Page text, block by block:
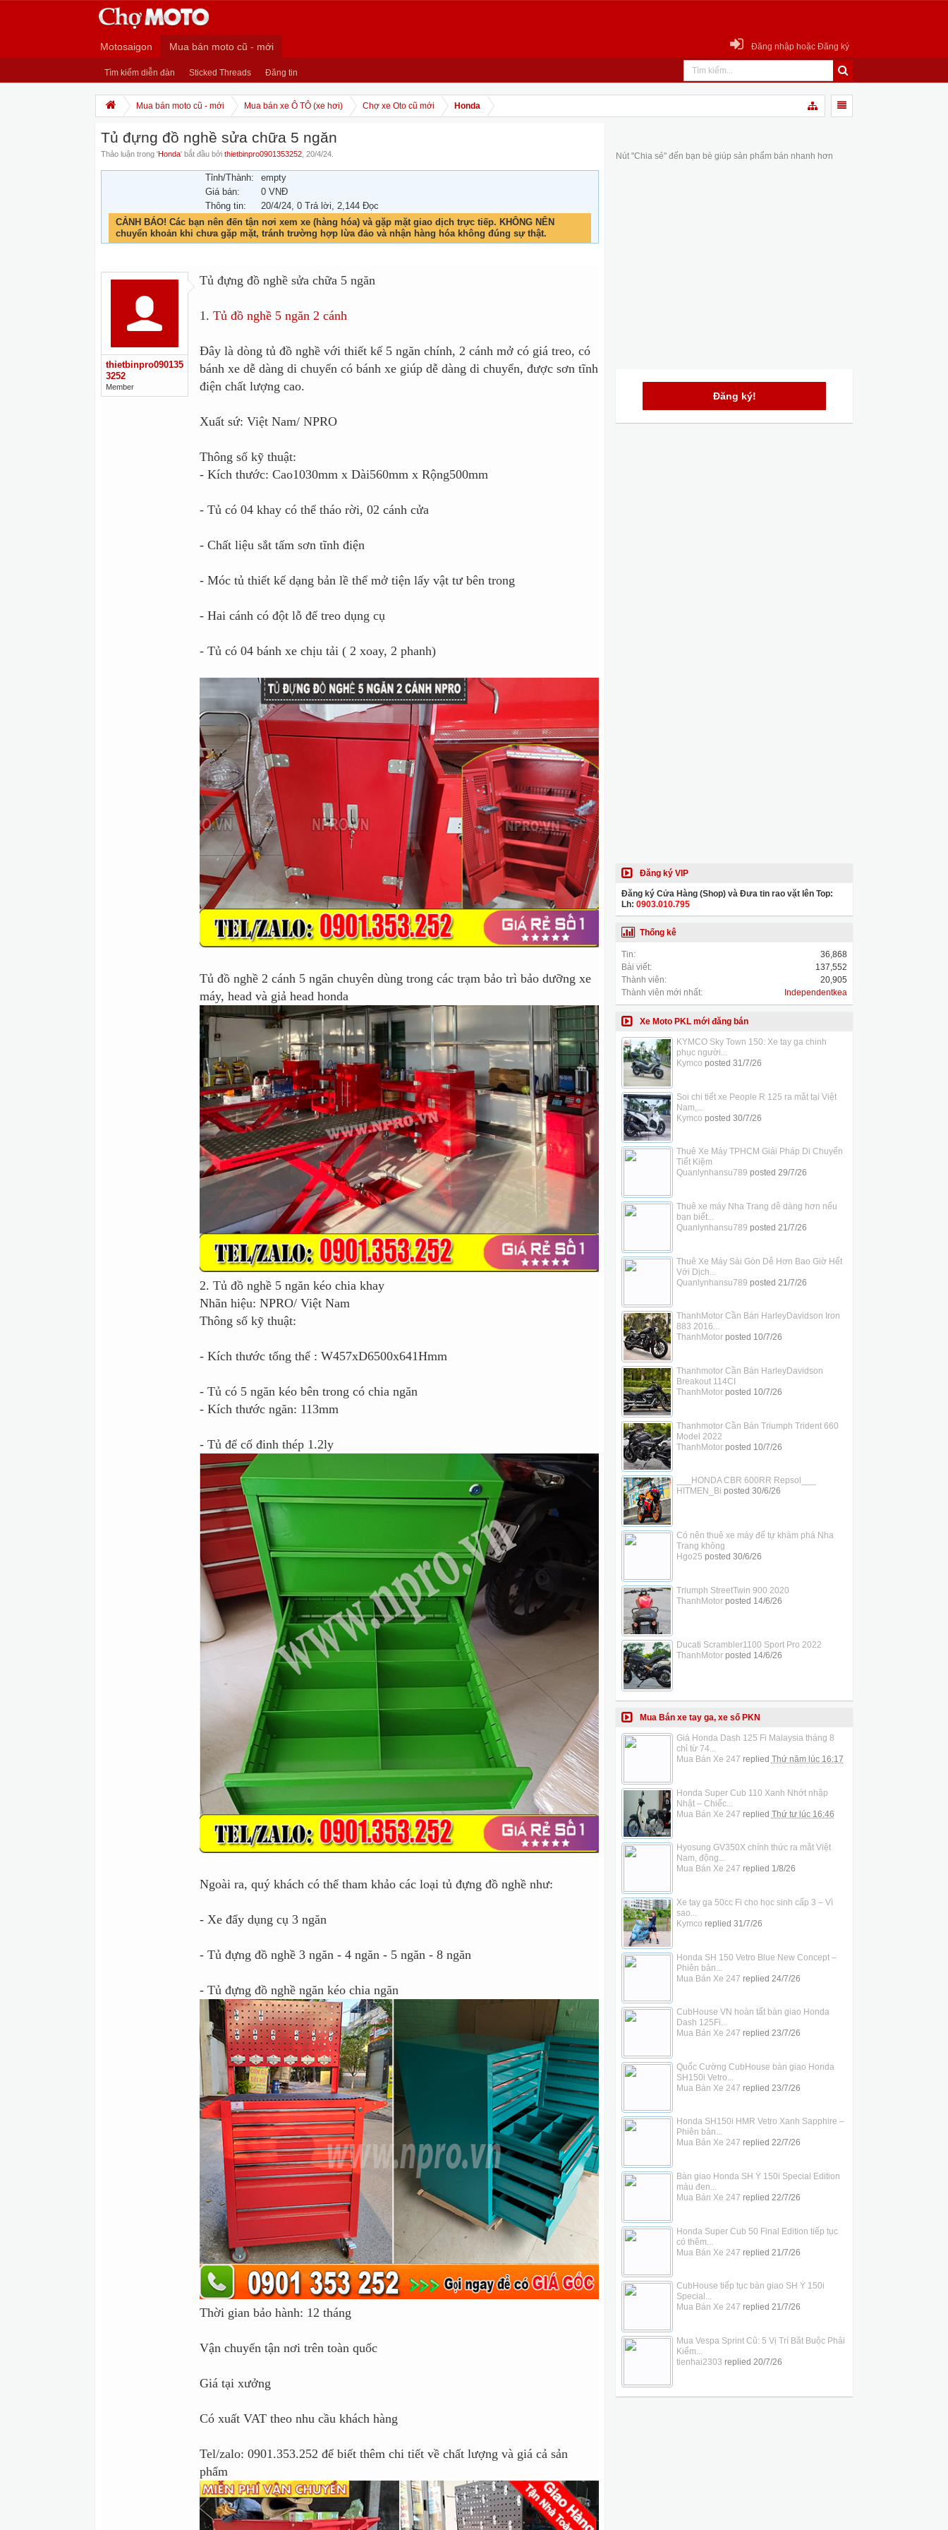
Motosaigon Mua bán moto cũ - mới
Tìm kiếm diễn đàn Sticked Threads Đăng tin
Đăng nhập hoặc Đăng ký
Mua bán moto cũ - mới Mua bán xe Ô TÔ (xe hơi) Chợ xe Oto cũ mới Honda
Tủ đựng đồ nghề sửa chữa 5 ngăn
Thảo luận trong 'Honda' bắt đầu bởi thietbinpro0901353252 20/4/24
Tỉnh/Thành:
empty
Giá bán:
0 VNĐ
Thông tin:
20/4/24, 0 Trả lời, 2,144 Đọc
CẢNH BÁO! Các bạn nên đến tận nơi xem xe (hàng hóa) và gặp mặt giao dịch trực tiếp. KHÔNG NÊN
chuyển khoản khi chưa gặp mặt, tránh trường hợp lừa đảo và nhận hàng hóa không đúng sự thật.
thietbinpro090135
3252
Member
Tủ đựng đồ nghề sửa chữa 5 ngăn
1. Tủ đồ nghề 5 ngăn 2 cánh
Đây là dòng tủ đồ nghề với thiết kế 5 ngăn chính, 2 cánh mở có giá treo, có
bánh xe dễ dàng di chuyển có bánh xe giúp dễ dàng di chuyển, được sơn tĩnh
điện chất lượng cao.
Xuất sứ: Việt Nam/ NPRO
Thông số kỹ thuật:
- Kích thước: Cao1030mm x Dài560mm x Rộng500mm
- Tủ có 04 khay có thể tháo rời, 02 cánh cửa
- Chất liệu sắt tấm sơn tĩnh điện
- Móc tủ thiết kế dạng bản lề thể mở tiện lấy vật tư bên trong
- Hai cánh có đột lỗ để treo dụng cụ
- Tủ có 04 bánh xe chịu tải ( 2 xoay, 2 phanh)
Tủ đồ nghề 2 cánh 5 ngăn chuyên dùng trong các trạm bảo trì bảo dưỡng xe
máy, head và giả head honda
2. Tủ đồ nghề 5 ngăn kéo chia khay
Nhãn hiệu: NPRO/ Việt Nam
Thông số kỹ thuật:
- Kích thước tổng thể : W457xD6500x641Hmm
- Tủ có 5 ngăn kéo bên trong có chia ngăn
- Kích thước ngăn: 113mm
- Tủ để cố đinh thép 1.2ly
Ngoài ra, quý khách có thể tham khảo các loại tủ đựng đồ nghề như:
- Xe đẩy dụng cụ 3 ngăn
- Tủ đựng đồ nghề 3 ngăn - 4 ngăn - 5 ngăn - 8 ngăn
- Tủ đựng đồ nghề ngăn kéo chia ngăn
Thời gian bảo hành: 12 tháng
Vận chuyển tận nơi trên toàn quốc
Giá tại xưởng
Có xuất VAT theo nhu cầu khách hàng
Tel/zalo: 0901.353.252 để biết thêm chi tiết về chất lượng và giá cả sản
phẩm
Nút "Chia sẻ" đến bạn bè giúp sản phẩm bán nhanh hơn
Đăng ký!
Đăng ký VIP
Đăng ký Cửa Hàng (Shop) và Đưa tin rao vặt lên Top:
Lh: 0903.010.795
Thống kê
Tin:
36,868
Bài viết:
137,552
Thành viên:
20,905
Thành viên mới nhất:
Independentkea
Xe Moto PKL mới đăng bán
KYMCO Sky Town 150: Xe tay ga chinh
phục người...
Kymco posted 31/7/26
Soi chi tiết xe People R 125 ra mắt tại Việt
Nam,...
Kymco posted 30/7/26
Thuê Xe Máy TPHCM Giải Pháp Di Chuyển
Tiết Kiệm
Quanlynhansu789 posted 29/7/26
Thuê xe máy Nha Trang dễ dàng hơn nếu
bạn biết...
Quanlynhansu789 posted 21/7/26
Thuê Xe Máy Sài Gòn Dễ Hơn Bao Giờ Hết
Với Dịch...
Quanlynhansu789 posted 21/7/26
ThanhMotor Cần Bán HarleyDavidson Iron
883 2016...
ThanhMotorposted 10/7/26
Thanhmotor Cần Bán HarleyDavidson
Breakout 114CI
ThanhMotorposted 10/7/26
Thanhmotor Cần Bán Triumph Trident 660
Model 2022
ThanhMotorposted 10/7/26
___HONDA CBR 600RR Repsol___
HITMEN_Bi posted 30/6/26
Có nên thuê xe máy để tự khám phá Nha
Trang không
Hgo25 posted 30/6/26
Triumph StreetTwin 900 2020
ThanhMotorposted 14/6/26
Ducati Scrambler1100 Sport Pro 2022
ThanhMotorposted 14/6/26
Mua Bán xe tay ga, xe số PKN
Giá Honda Dash 125 Fi Malaysia tháng 8
chỉ từ 74...
Mua Bán Xe 247 replied Thứ năm lúc 16:17
Honda Super Cub 110 Xanh Nhớt nhập
Nhật – Chiếc...
Mua Bán Xe 247 replied Thứ tư lúc 16:46
Hyosung GV350X chính thức ra mắt Việt
Nam, động...
Mua Bán Xe 247 replied 1/8/26
Xe tay ga 50cc Fi cho học sinh cấp 3 – Vì
sao...
Kymco replied 31/7/26
Honda SH 150 Vetro Blue New Concept –
Phiên bản...
Mua Bán Xe 247 replied 24/7/26
CubHouse VN hoàn tất bàn giao Honda
Dash 125Fi...
Mua Bán Xe 247 replied 23/7/26
Quốc Cường CubHouse bàn giao Honda
SH150i Vetro...
Mua Bán Xe 247 replied 23/7/26
Honda SH150i HMR Vetro Xanh Sapphire –
Phiên bản...
Mua Bán Xe 247 replied 22/7/26
Bàn giao Honda SH Ý 150i Special Edition
màu đen...
Mua Bán Xe 247 replied 22/7/26
Honda Super Cub 50 Final Edition tiếp tục
có thêm...
Mua Bán Xe 247 replied 21/7/26
CubHouse tiếp tục bàn giao SH Ý 150i
Special...
Mua Bán Xe 247 replied 21/7/26
Mua Vespa Sprint Cũ: 5 Vị Trí Bắt Buộc Phải
Kiểm...
tienhai2303 replied 20/7/26